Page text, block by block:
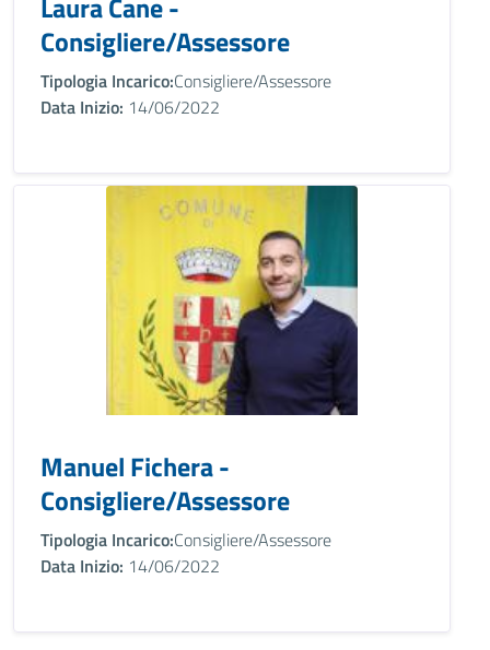
Consigliere/Assessore
Tipologia Incarico:Consigliere/Assessore
Data Inizio: 14/06/2022
Manuel Fichera -
Consigliere/Assessore
Tipologia Incarico:Consigliere/Assessore
Data Inizio: 14/06/2022